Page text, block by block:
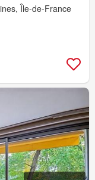
Île-de-France